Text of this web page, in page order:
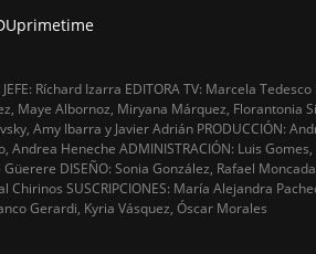
JEFE: Ríchard Izarra EDITORA TV: Marcela
Maye Albornoz, Miryana Márquez, Florantonia
Amy Ibarra y Javier Adrián PRODUCCIÓN:
Andrea Heneche ADMINISTRACIÓN: Luis
DISEÑO: Sonia González, Rafael
Chirinos SUSCRIPCIONES: María Alejandra
Gerardi, Kyria Vásquez, Óscar Morales